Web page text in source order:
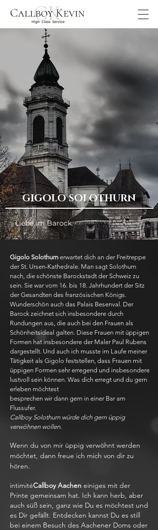
GIGOLO SOLOTHURN
Liebe im Barock.
Gigolo Solothurn erwartet dich an der Freitreppe
der St. Ursen-Kathedrale. Man sagt Solothurn
nach, die schönste Barockstadt der Schweiz zu
sein. Sie war vom 16. bis 18. Jahrhundert der Sitz
der Gesandten des französischen Königs.
Wunderschön auch das Palais Besenval. Der
Barock zeichnet sich insbesondere durch
Rundungen aus, die auch bei den Frauen als
Schönheitsideal galten. Diese Frauen mit üppigen
Formen hat insbesondere der Maler Paul Rubens
dargestellt. Und auch ich musste im Laufe meiner
Tätigkeit als Gigolo feststellen, dass Frauen mit
üppigen Formen sehr erregend und insbesondere
lustvoll sein können. Was dich erregt und du gern
erleben möchtest
besprechen wir dann gern in einer Bar am
Flussufer.
Callboy Solothurn würde dich gern üppig
verwöhnen wollen.
Wenn du von mir üppig verwöhnt werden
möchtet, dann freue ich mich von dir zu
hören.
intimitéCallboy Aachen einiges mit der
Printe gemeinsam hat. Ich kann herb, aber
auch süß sein, ganz wie Du es möchtest und
es Dir gefällt. Entdecken kannst Du es still
bei einem Besuch des Aachener Doms oder